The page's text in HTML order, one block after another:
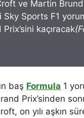
Sky Sports F1
Prix’sini kaçıracak
baş Formula 1
Prix’sinden
on yılı aşkın